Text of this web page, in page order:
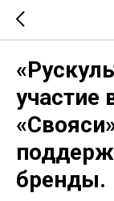
участие
бренды.